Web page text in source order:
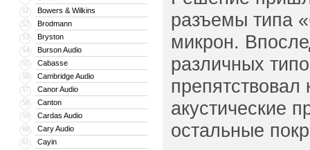
51 Bowers & Wilkins
52 Brodmann
53 Bryston
54 Burson Audio
55 Cabasse
56 Cambridge Audio
57 Canor Audio
58 Canton
59 Cardas Audio
60 Cary Audio
61 Cayin
разъемы типа
микрон.
различных
акустические
остальные